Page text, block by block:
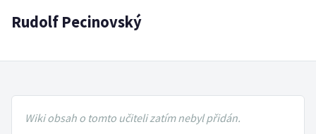
Rudolf Pecinovský
Wiki obsah o tomto učiteli zatím nebyl přidán.